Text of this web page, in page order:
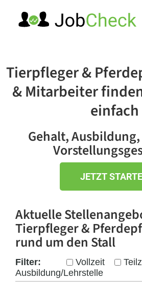
springen
Tierpfleger &
& Mitarbeiter
einfach
Gehalt,
JETZT
Aktuelle
Tierpfleger &
rund um den Stall
Filter: Vollzeit
Ausbildung/Lehrstelle